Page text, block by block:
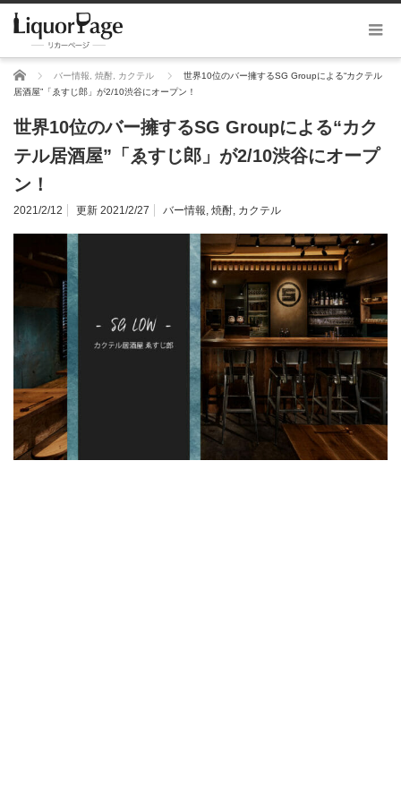
ホーム バー情報 焼酎 カクテル
世界10位のバー擁するSG Groupによる“カクテル
居酒屋”「ゑすじ郎」が2/10渋谷にオープン！
世界10位のバー擁するSG Groupによる“カク
テル居酒屋”「ゑすじ郎」が2/10渋谷にオープ
ン！
2021/2/12 更新 2021/2/27 バー情報, 焼酎, カクテル